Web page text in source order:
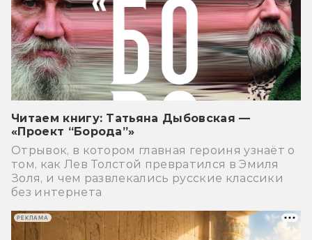
Читаем книгу: Татьяна Дыбовская —
«Проект “Борода”»
Отрывок, в котором главная героиня узнаёт о
том, как Лев Толстой превратился в Эмиля
Золя, и чем развлекались русские классики
без интернета
РЕКЛАМА